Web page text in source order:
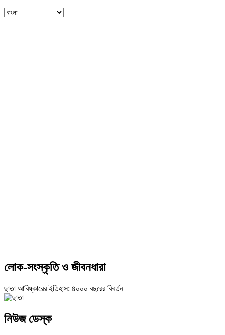
লোক-সংস্কৃতি ও জীবনধারা
ছাতা আবিষ্কারের ইতিহাস: ৪০০০ বছরের বিবর্তন
নিউজ ডেস্ক